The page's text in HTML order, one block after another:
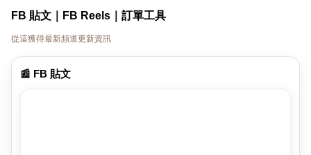
FB 貼文｜FB Reels｜訂單工具
從這獲得最新頻道更新資訊
📰 FB 貼文